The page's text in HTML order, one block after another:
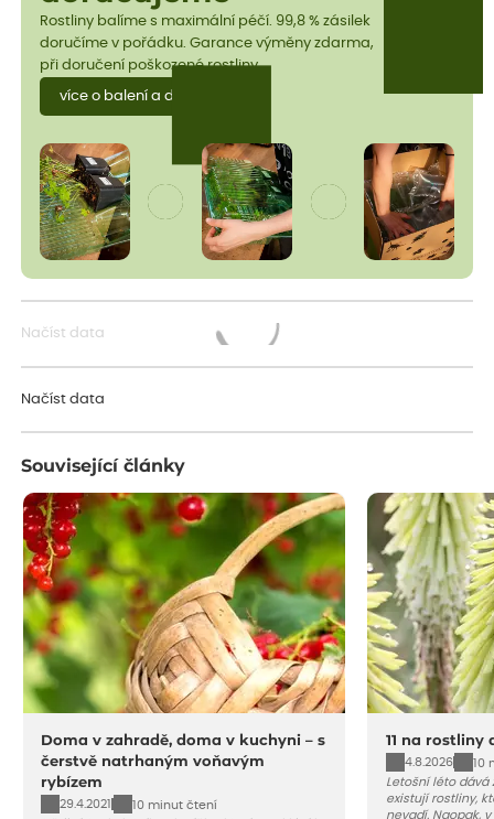
Rostliny balíme s maximální péčí. 99,8 % zásilek
doručíme v pořádku. Garance výměny zdarma,
při doručení poškozené rostliny.
více o balení a dopravě
Načíst data
Načíst data
Související články
Doma v zahradě, doma v kuchyni – s
čerstvě natrhaným voňavým
rybízem
29.4.2021
10 minut čtení
11 na rostliny
4.8.2026
10
Letošní léto dává
existují rostliny,
nevadí. Naopak,